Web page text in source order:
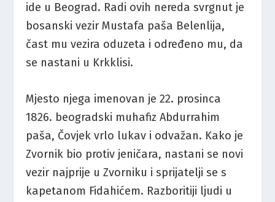
ide u Beograd. Radi ovih nereda svrgnut je
bosanski vezir Mustafa paša Belenlija,
čast mu vezira oduzeta i određeno mu, da
se nastani u Krkklisi.
Mjesto njega imenovan je 22. prosinca
1826. beogradski muhafiz Abdurrahim
paša, Čovjek vrlo lukav i odvažan. Kako je
Zvornik bio protiv jeničara, nastani se novi
vezir najprije u Zvorniku i sprijatelji se s
kapetanom Fidahićem. Razboritiji ljudi u